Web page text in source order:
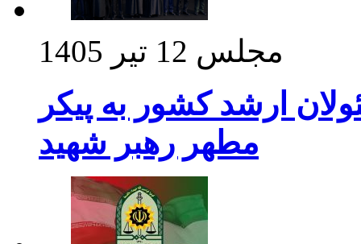
مجلس 12 تیر 1405
ارشد کشور به پیکر
مطهر رهبر شهید